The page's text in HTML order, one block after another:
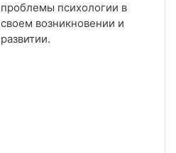
проблемы психологии в
своем возникновении и
развитии.